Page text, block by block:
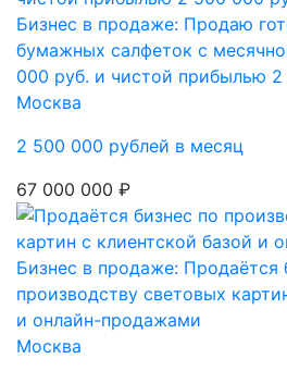
Бизнес в продаже: Продаю
бумажных салфеток с
000 руб. и чистой прибылью
Москва
2 500 000 рублей в месяц
67 000 000 ₽
Бизнес в продаже: Продаётся
производству световых
и онлайн-продажами
Москва